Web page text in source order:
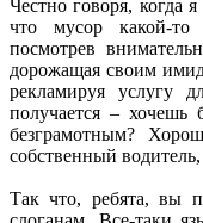
Честно говоря, когда
что мусор какой-
посмотрев
дорожащая своим
рекламируя
получается – хочешь
безграмотным?
собственный
Так что, ребята, вы